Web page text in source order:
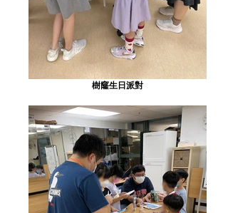
樹窿生日派對